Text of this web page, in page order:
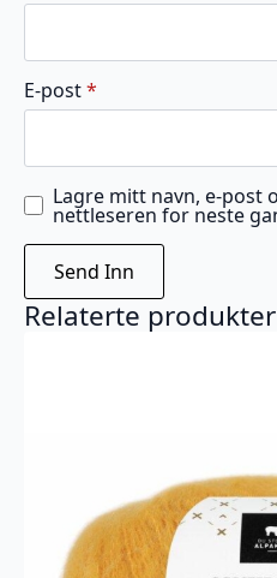
E-post*
Lagre mitt navn, e-post
nettleseren for neste
Relaterte produkter